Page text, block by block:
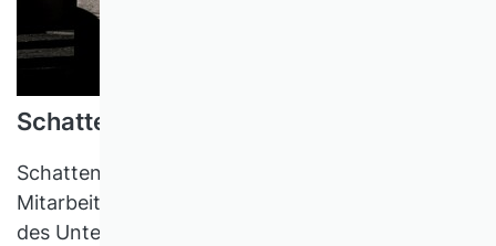
Schatten-IT
Schatten-IT – Informationstechnologie (IT), die
Mitarbeitende ohne Genehmigung oder Wissen
des Unternehmens einsetzen – verbreitet sich